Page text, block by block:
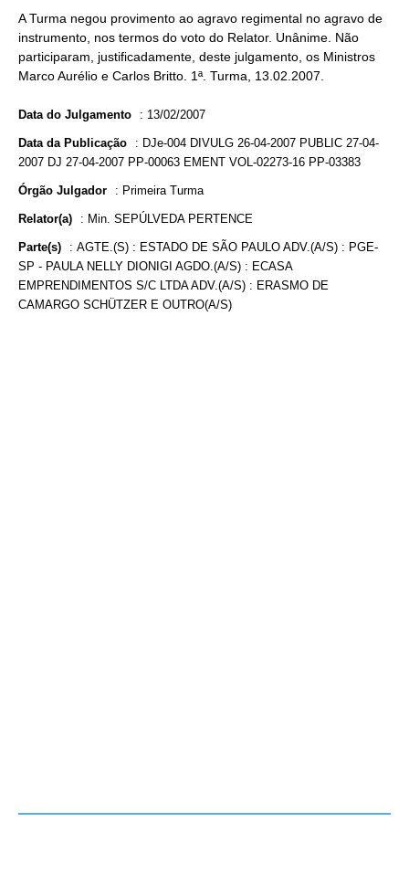
A Turma negou provimento ao agravo regimental no agravo de
instrumento, nos termos do voto do Relator. Unânime. Não
participaram, justificadamente, deste julgamento, os Ministros
Marco Aurélio e Carlos Britto. 1ª. Turma, 13.02.2007.
Data do Julgamento : 13/02/2007
Data da Publicação : DJe-004 DIVULG 26-04-2007 PUBLIC 27-04-
2007 DJ 27-04-2007 PP-00063 EMENT VOL-02273-16 PP-03383
Órgão Julgador : Primeira Turma
Relator(a) : Min. SEPÚLVEDA PERTENCE
Parte(s) : AGTE.(S) : ESTADO DE SÃO PAULO ADV.(A/S) : PGE-
SP - PAULA NELLY DIONIGI AGDO.(A/S) : ECASA
EMPRENDIMENTOS S/C LTDA ADV.(A/S) : ERASMO DE
CAMARGO SCHÜTZER E OUTRO(A/S)